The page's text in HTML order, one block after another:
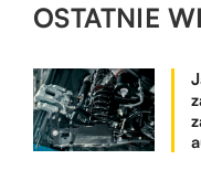
OSTATNIE